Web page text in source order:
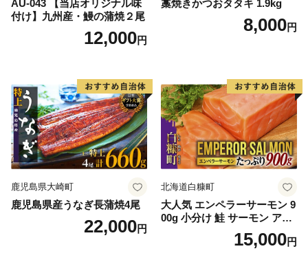
AU-043 【当店オリジナル味
付け】九州産・鰻の蒲焼２尾
12,000円
藁焼きかつおタタキ 1.9kg
8,000円
鹿児島県大崎町
鹿児島県産うなぎ長蒲焼4尾
22,000円
北海道白糠町
大人気 エンペラーサーモン 9
00g 小分け 鮭 サーモン アト
ランティックサーモン 水産
庁長官賞 受賞 さけ シャケ し
15,000円